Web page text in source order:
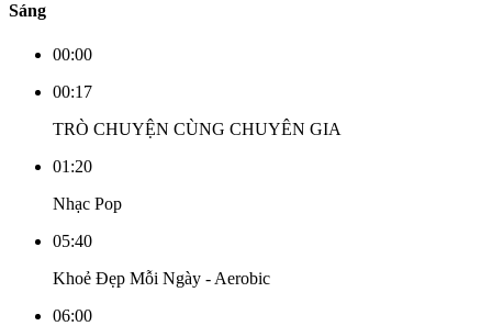
Sáng
00:00
00:17
TRÒ CHUYỆN CÙNG CHUYÊN GIA
01:20
Nhạc Pop
05:40
Khoẻ Đẹp Mỗi Ngày - Aerobic
06:00